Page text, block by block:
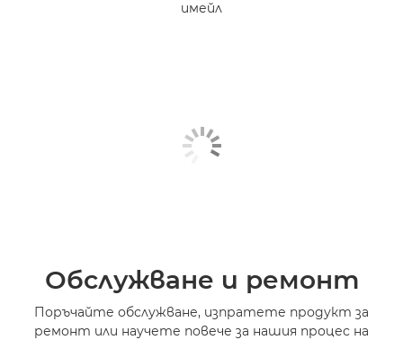
имейл
Обслужване и ремонт
Поръчайте обслужване, изпратете продукт за
ремонт или научете повече за нашия процес на